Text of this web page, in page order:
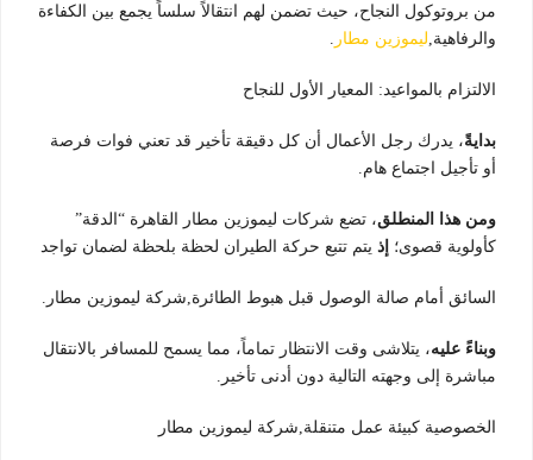
من بروتوكول النجاح، حيث تضمن لهم انتقالاً سلساً يجمع بين الكفاءة
والرفاهية, ليموزين مطار
الالتزام بالمواعيد: المعيار الأول للنجاح
بدايةً، يدرك رجل الأعمال أن كل دقيقة تأخير قد تعني فوات فرصة
أو تأجيل اجتماع هام.
ومن هذا المنطلق، تضع شركات ليموزين مطار القاهرة “الدقة”
كأولوية قصوى؛ إذ يتم تتبع حركة الطيران لحظة بلحظة لضمان تواجد
السائق أمام صالة الوصول قبل هبوط الطائرة,شركة ليموزين مطار.
وبناءً عليه، يتلاشى وقت الانتظار تماماً، مما يسمح للمسافر بالانتقال
مباشرة إلى وجهته التالية دون أدنى تأخير.
الخصوصية كبيئة عمل متنقلة,شركة ليموزين مطار